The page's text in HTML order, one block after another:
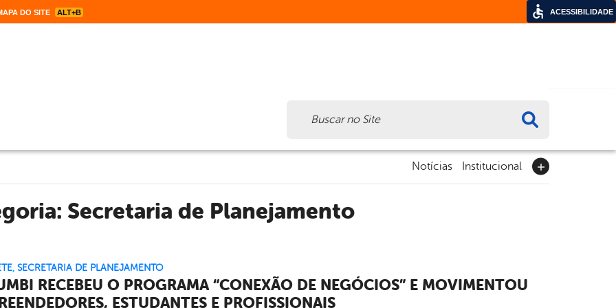
DO SITE ALT+B
Notícias Institucional
Secretaria de Planejamento
, SECRETARIA DE PLANEJAMENTO
RECEBEU O PROGRAMA “CONEXÃO DE NEGÓCIOS” E MOVIMENTOU
ESTUDANTES E PROFISSIONAIS
ACESSIBILIDADE